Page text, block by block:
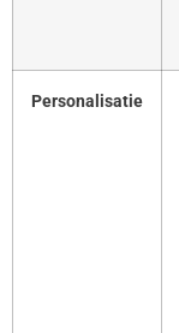
Personalisatie